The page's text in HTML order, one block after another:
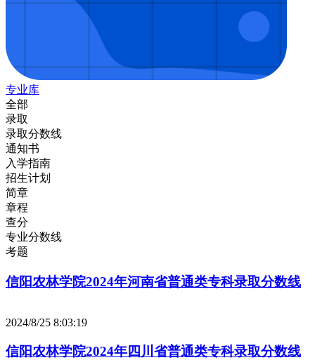
专业库
全部
录取
录取分数线
通知书
入学指南
招生计划
简章
章程
查分
专业分数线
考题
信阳农林学院2024年河南省普通类专科录取分数线
2024/8/25 8:03:19
信阳农林学院2024年四川省普通类专科录取分数线